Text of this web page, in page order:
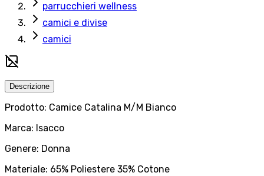
parrucchieri wellness
camici e divise
camici
Descrizione
Prodotto: Camice Catalina M/M Bianco
Marca: Isacco
Genere: Donna
Materiale: 65% Poliestere 35% Cotone